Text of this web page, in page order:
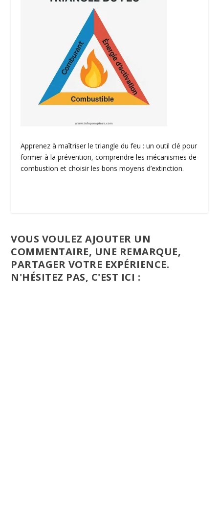
Apprenez à maîtriser le triangle du feu : un outil clé pour
former à la prévention, comprendre les mécanismes de
combustion et choisir les bons moyens d’extinction.
VOUS VOULEZ AJOUTER UN
COMMENTAIRE, UNE REMARQUE,
PARTAGER VOTRE EXPÉRIENCE.
N'HÉSITEZ PAS, C'EST ICI :